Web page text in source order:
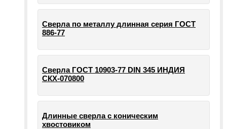
Сверла по металлу длинная серия ГОСТ
886-77
Сверла ГОСТ 10903-77 DIN 345 ИНДИЯ
СКХ-070800
Длинные сверла с коническим
хвостовиком